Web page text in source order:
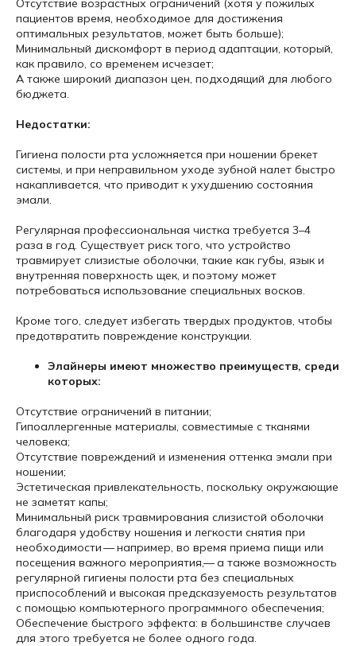
Отсутствие возрастных ограничений (хотя у пожилых
пациентов время, необходимое для достижения
оптимальных результатов, может быть больше);
Минимальный дискомфорт в период адаптации, который,
как правило, со временем исчезает;
А также широкий диапазон цен, подходящий для любого
бюджета.
Недостатки:
Гигиена полости рта усложняется при ношении брекет
системы, и при неправильном уходе зубной налет быстро
накапливается, что приводит к ухудшению состояния
эмали.
Регулярная профессиональная чистка требуется 3–4
раза в год. Существует риск того, что устройство
травмирует слизистые оболочки, такие как губы, язык и
внутренняя поверхность щек, и поэтому может
потребоваться использование специальных восков.
Кроме того, следует избегать твердых продуктов, чтобы
предотвратить повреждение конструкции.
Элайнеры имеют множество преимуществ, среди
которых:
Отсутствие ограничений в питании;
Гипоаллергенные материалы, совместимые с тканями
человека;
Отсутствие повреждений и изменения оттенка эмали при
ношении;
Эстетическая привлекательность, поскольку окружающие
не заметят капы;
Минимальный риск травмирования слизистой оболочки
благодаря удобству ношения и легкости снятия при
необходимости — например, во время приема пищи или
посещения важного мероприятия,— а также возможность
регулярной гигиены полости рта без специальных
приспособлений и высокая предсказуемость результатов
с помощью компьютерного программного обеспечения;
Обеспечение быстрого эффекта: в большинстве случаев
для этого требуется не более одного года.